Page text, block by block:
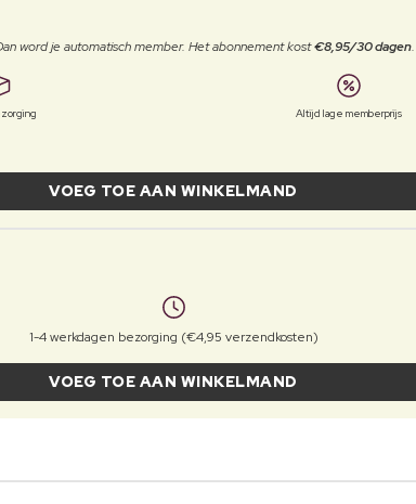
word je automatisch member. Het abonnement kost€8,95/30 dagen
Altijd lage memberprijs
VOEG TOE AAN WINKELMAND
1-4 werkdagen bezorging (€4,95 verzendkosten)
VOEG TOE AAN WINKELMAND